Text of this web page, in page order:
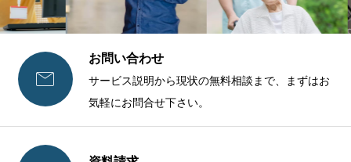

お問い合わせ
サービス説明から現状の無料相談まで、まずはお
気軽にお問合せ下さい。